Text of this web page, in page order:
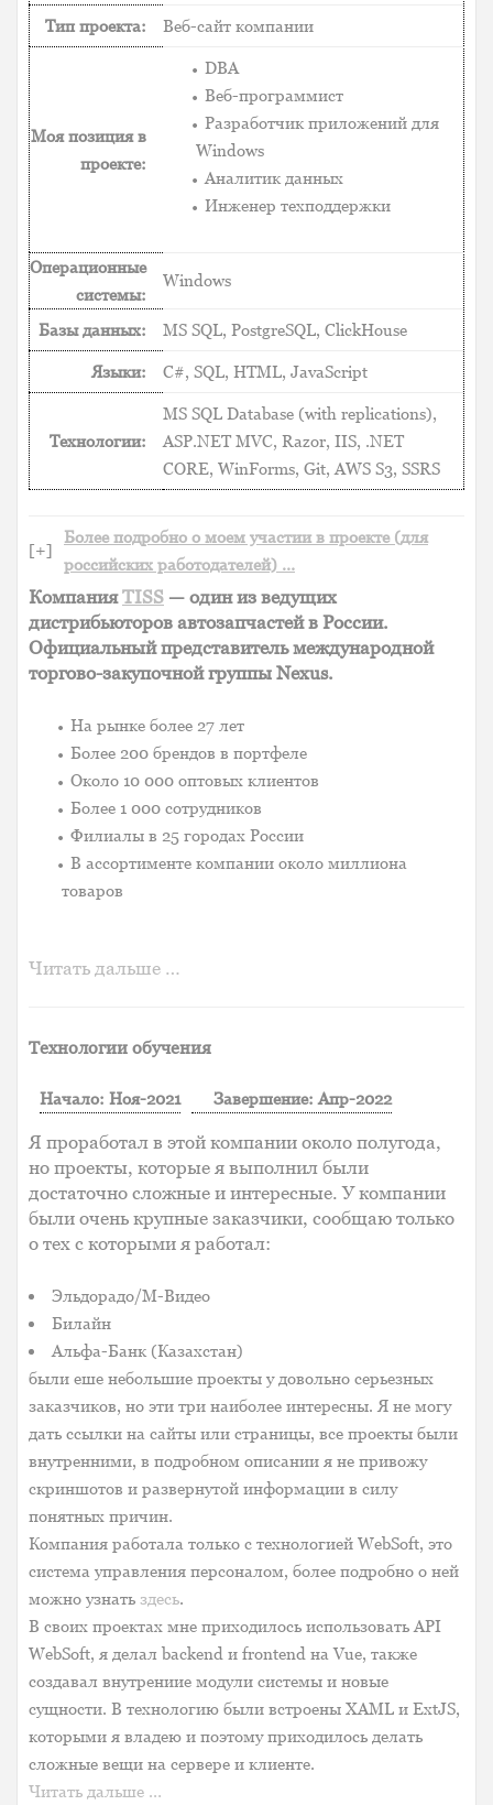
Тип проекта: Веб-сайт компании
Моя позиция в
проекте:
DBA
Веб-программист
Разработчик приложений для
Windows
Аналитик данных
Инженер техподдержки
Операционные
системы:
Windows
Базы данных: MS SQL, PostgreSQL, ClickHouse
Языки: C#, SQL, HTML, JavaScript
Технологии:
MS SQL Database (with replications),
ASP.NET MVC, Razor, IIS, .NET
CORE, WinForms, Git, AWS S3, SSRS
[+]
Более подробно о моем участии в проекте (для
российских работодателей) …
КомпанияTISS — один из ведущих
дистрибьюторов автозапчастей в России.
Официальный представитель международной
торгово-закупочной группы Nexus.
На рынке более 27 лет
Более 200 брендов в портфеле
Около 10 000 оптовых клиентов
Более 1 000 сотрудников
Филиалы в 25 городах России
В ассортименте компании около миллиона
товаров
Читать дальше …
Технологии обучения
Начало: Ноя-2021 Завершение: Апр-2022
Я проработал в этой компании около полугода,
но проекты, которые я выполнил были
достаточно сложные и интересные. У компании
были очень крупные заказчики, сообщаю только
о тех с которыми я работал:
Эльдорадо/М-Видео
Билайн
Альфа-Банк (Казахстан)
были еше небольшие проекты у довольно серьезных
заказчиков, но эти три наиболее интересны. Я не могу
дать ссылки на сайты или страницы, все проекты были
внутренними, в подробном описании я не привожу
скриншотов и развернутой информации в силу
понятных причин.
Компания работала только с технологией WebSoft, это
система управления персоналом, более подробно о ней
можно узнать здесь.
В своих проектах мне приходилось использовать API
WebSoft, я делал backend и frontend на Vue, также
создавал внутрениие модули системы и новые
сущности. В технологию были встроены XAML и ExtJS,
которыми я владею и поэтому приходилось делать
сложные вещи на сервере и клиенте.
Читать дальше …